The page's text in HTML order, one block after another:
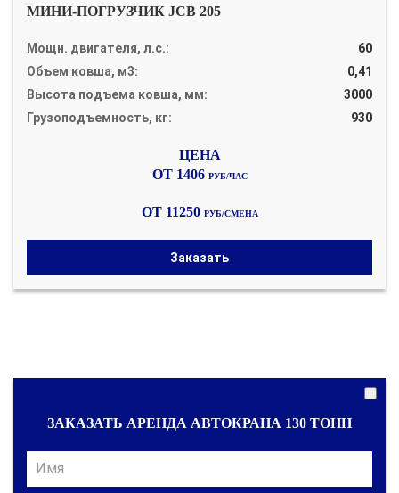
МИНИ-ПОГРУЗЧИК JCB 205
Мощн. двигателя, л.с.:
60
Объем ковша, м3:
0,41
Высота подъема ковша, мм:
3000
Грузоподъемность, кг:
930
ОТ 1406 РУБ/ЧАС
ОТ 11250 РУБ/СМЕНА
Заказать
ЗАКАЗАТЬ АРЕНДА АВТОКРАНА 130 ТОНН